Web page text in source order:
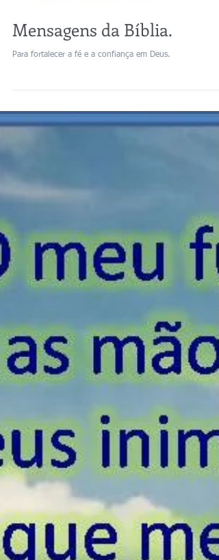
Mensagens da Bíblia.
Para fortalecer a fé e a confiança em Deus.